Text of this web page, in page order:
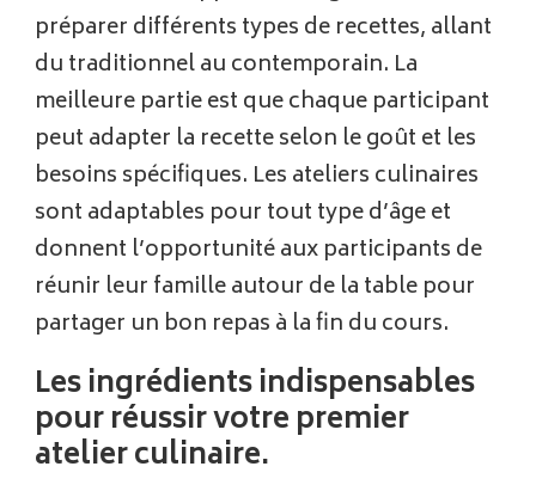
préparer différents types de recettes, allant
du traditionnel au contemporain. La
meilleure partie est que chaque participant
peut adapter la recette selon le goût et les
besoins spécifiques. Les ateliers culinaires
sont adaptables pour tout type d’âge et
donnent l’opportunité aux participants de
réunir leur famille autour de la table pour
partager un bon repas à la fin du cours.
Les ingrédients indispensables
pour réussir votre premier
atelier culinaire.